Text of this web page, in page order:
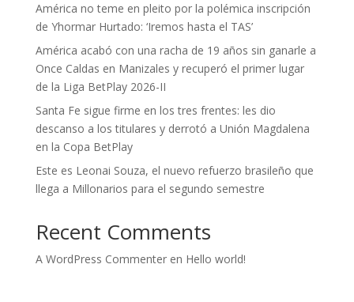
América no teme en pleito por la polémica inscripción
de Yhormar Hurtado: ‘Iremos hasta el TAS’
América acabó con una racha de 19 años sin ganarle a
Once Caldas en Manizales y recuperó el primer lugar
de la Liga BetPlay 2026-II
Santa Fe sigue firme en los tres frentes: les dio
descanso a los titulares y derrotó a Unión Magdalena
en la Copa BetPlay
Este es Leonai Souza, el nuevo refuerzo brasileño que
llega a Millonarios para el segundo semestre
Recent Comments
A WordPress Commenteren Hello world!